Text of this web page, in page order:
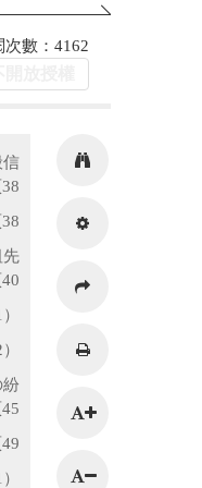
次數：4162
先
（1）敬天思想 頁40
（2）祖先崇拜 頁42
紛
（1）上九流 頁50